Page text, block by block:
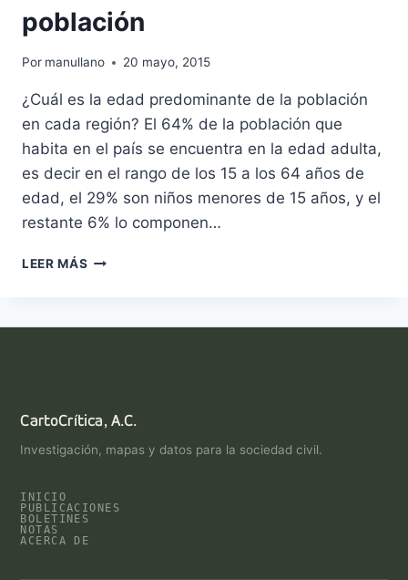
población
Por manullano 20 mayo, 2015
¿Cuál es la edad predominante de la población
en cada región? El 64% de la población que
habita en el país se encuentra en la edad adulta,
es decir en el rango de los 15 a los 64 años de
edad, el 29% son niños menores de 15 años, y el
restante 6% lo componen…
LEER MÁS RANGO
CartoCrítica, A.C.
Investigación, mapas y datos para la sociedad civil.
INICIO
PUBLICACIONES
BOLETINES
NOTAS
ACERCA DE